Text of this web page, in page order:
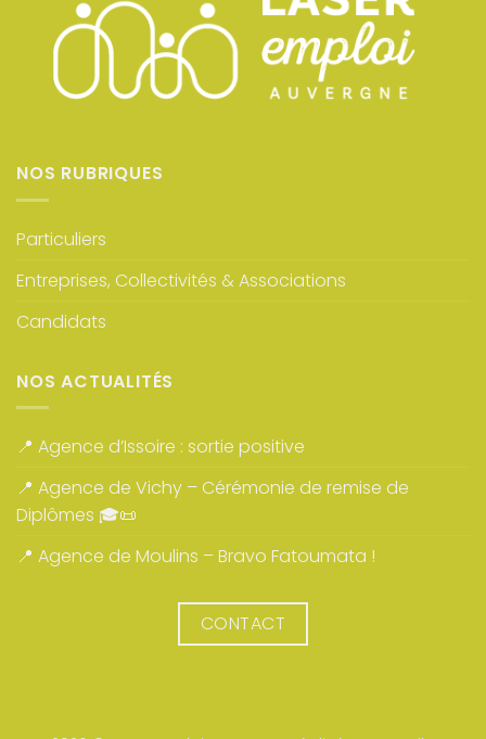
NOS RUBRIQUES
Particuliers
Entreprises, Collectivités & Associations
Candidats
NOS ACTUALITÉS
📍 Agence d’Issoire : sortie positive
📍 Agence de Vichy – Cérémonie de remise de
Diplômes 🎓📜
📍 Agence de Moulins – Bravo Fatoumata !
CONTACT